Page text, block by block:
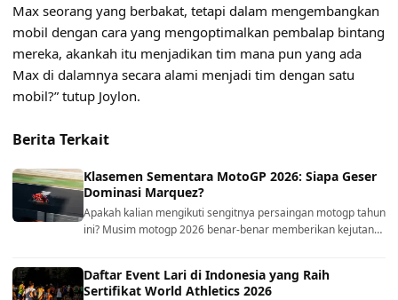
Max seorang yang berbakat, tetapi dalam mengembangkan
mobil dengan cara yang mengoptimalkan pembalap bintang
mereka, akankah itu menjadikan tim mana pun yang ada
Max di dalamnya secara alami menjadi tim dengan satu
mobil?” tutup Joylon.
Berita Terkait
Klasemen Sementara MotoGP 2026: Siapa Geser
Dominasi Marquez?
Apakah kalian mengikuti sengitnya persaingan motogp tahun
ini? Musim motogp 2026 benar-benar memberikan kejutan…
Daftar Event Lari di Indonesia yang Raih
Sertifikat World Athletics 2026